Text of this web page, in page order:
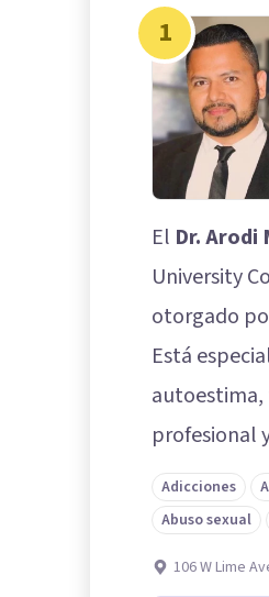
1
El Dr. Arodi
University
otorgado
Está
profesional
Adicciones
Abuso sexual
106 W Lime